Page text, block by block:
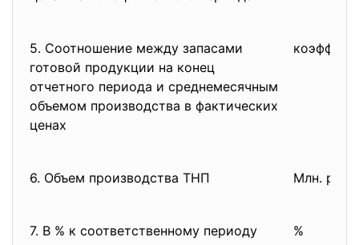
5. Соотношение между запасами
готовой продукции на конец
отчетного периода и среднемесячным
объемом производства в фактических
ценах
6. Объем производства ТНП Млн. руб.
7. В % к соответственному периоду
%